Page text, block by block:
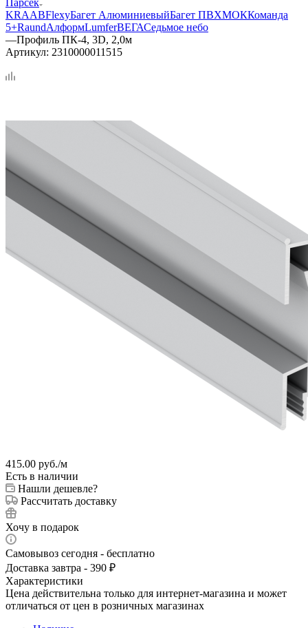
KRAABFlexyБагет АлюминиевыйБагет ПВХМОККоманда
5+RaundАлформLumferВЕГАСедьмое небо
—Профиль ПК-4, 3D, 2,0м
Артикул: 2310000011515
415.00 руб./м
Есть в наличии
Нашли дешевле?
Рассчитать доставку
Хочу в подарок
Самовывоз сегодня - бесплатно
Доставка завтра - 390 ₽
Характеристики
Цена действительна только для интернет-магазина и может
отличаться от цен в розничных магазинах